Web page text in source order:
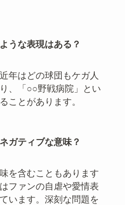
うな表現はある？
年はどの球団もケガ人
、「○○野戦病院」とい
ことがあります。
ガティブな意味？
を含むこともあります
ファンの自虐や愛情表
います。深刻な問題を